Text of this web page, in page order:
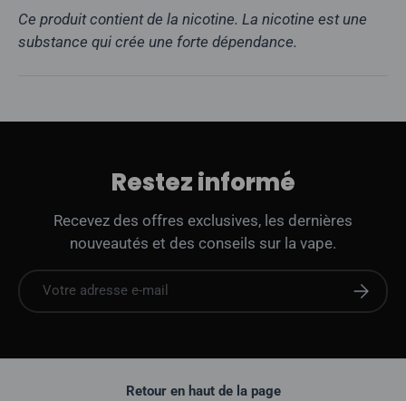
Ce produit contient de la nicotine. La nicotine est une
substance qui crée une forte dépendance.
Restez informé
Recevez des offres exclusives, les dernières
nouveautés et des conseils sur la vape.
E-mail
Retour en haut de la page